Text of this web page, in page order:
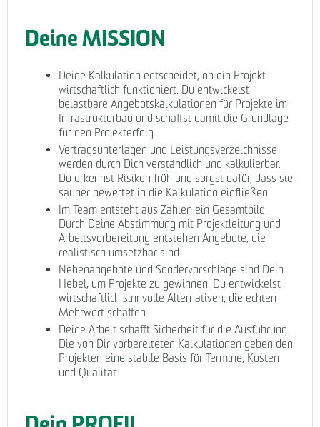
Deine MISSION
Deine Kalkulation entscheidet, ob ein Projekt
wirtschaftlich funktioniert. Du entwickelst
belastbare Angebotskalkulationen für Projekte im
Infrastrukturbau und schaffst damit die Grundlage
für den Projekterfolg
Vertragsunterlagen und Leistungsverzeichnisse
werden durch Dich verständlich und kalkulierbar.
Du erkennst Risiken früh und sorgst dafür, dass sie
sauber bewertet in die Kalkulation einfließen
Im Team entsteht aus Zahlen ein Gesamtbild.
Durch Deine Abstimmung mit Projektleitung und
Arbeitsvorbereitung entstehen Angebote, die
realistisch umsetzbar sind
Nebenangebote und Sondervorschläge sind Dein
Hebel, um Projekte zu gewinnen. Du entwickelst
wirtschaftlich sinnvolle Alternativen, die echten
Mehrwert schaffen
Deine Arbeit schafft Sicherheit für die Ausführung.
Die von Dir vorbereiteten Kalkulationen geben den
Projekten eine stabile Basis für Termine, Kosten
und Qualität